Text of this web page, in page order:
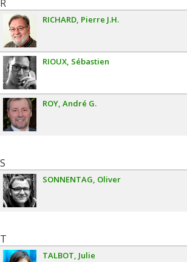
R
RICHARD Pierre J.H.
RIOUX Sébastien
ROY André G.
S
SONNENTAG Oliver
T
TALBOT Julie